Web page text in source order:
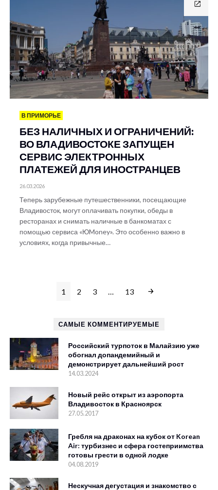
В ПРИМОРЬЕ
БЕЗ НАЛИЧНЫХ И ОГРАНИЧЕНИЙ:
ВО ВЛАДИВОСТОКЕ ЗАПУЩЕН
СЕРВИС ЭЛЕКТРОННЫХ
ПЛАТЕЖЕЙ ДЛЯ ИНОСТРАНЦЕВ
26.03.2026
Теперь зарубежные путешественники, посещающие
Владивосток, могут оплачивать покупки, обеды в
ресторанах и снимать наличные в банкоматах с
помощью сервиса «ЮMoney». Это особенно важно в
условиях, когда привычные…
1 2 3 … 13
САМЫЕ КОММЕНТИРУЕМЫЕ
Российский турпоток в Малайзию уже
обогнал допандемийный и
демонстрирует дальнейший рост
14.03.2024
Новый рейс открыт из аэропорта
Владивосток в Красноярск
27.05.2017
Гребля на драконах на кубок от Korean
Air: турбизнес и сфера гостеприимства
готовы грести в одной лодке
04.08.2019
Нескучная дегустация и знакомство с